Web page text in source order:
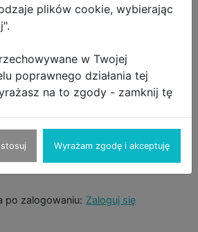
wodoszczelny torba
po zalogowaniu: Zaloguj się
plików cookie, wybierając
w Twojej
poprawnego działania tej
na to zgody - zamknij tę
Wyrażam zgodę i akceptuję